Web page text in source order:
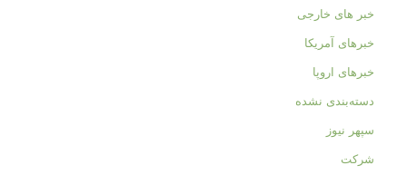
خبر های خارجی
خبرهای آمریکا
خبرهای اروپا
دسته‌بندی نشده
سپهر نیوز
شرکت